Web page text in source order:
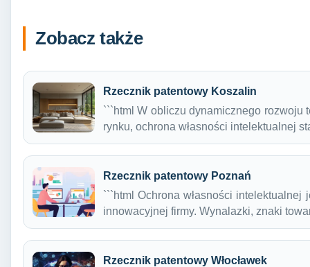
Zobacz także
Rzecznik patentowy Koszalin
```html W obliczu dynamicznego
rynku, ochrona własności intelektualnej
Rzecznik patentowy Poznań
```html Ochrona własności
innowacyjnej firmy. Wynalazki, znaki
Rzecznik patentowy Włocławek